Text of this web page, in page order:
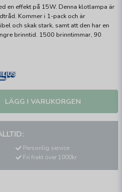
en effekt på 15W. Denna klotlampa är
Kommer i 1-pack och är
och skak stark, samt att den har en
brinntid. 1500 brinntimmar, 90
LÄGG I VARUKORGEN
Personlig service
Fri frakt över 1000kr